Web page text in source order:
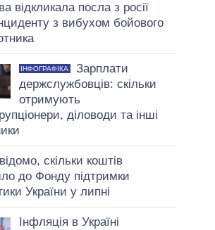
відкликала посла з росії
з вибухом бойового
ІНФОГРАФІКА
Зарплати
держслужбовців: скільки
отримують
діловоди та інші
скільки коштів
до Фонду підтримки
України у липні
Інфляція в Україні